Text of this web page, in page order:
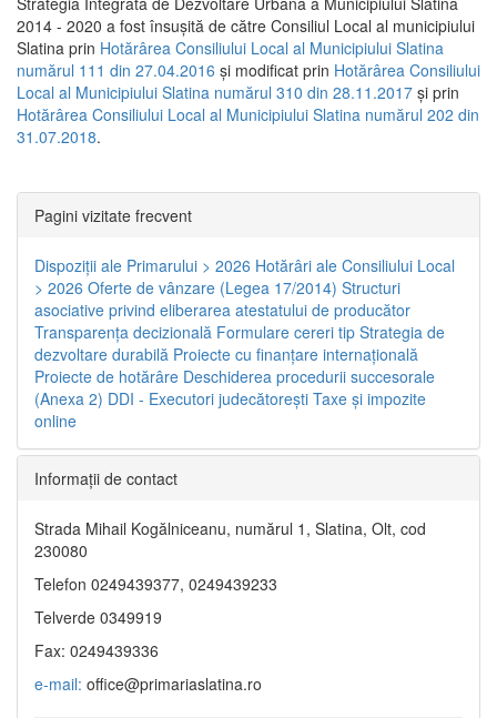
2014 - 2020 a fost însuşită de către Consiliul Local al municipiului
Slatina prin Hotărârea Consiliului Local al Municipiului Slatina
numărul 111 din 27.04.2016 și modificat prin Hotărârea Consiliului
Local al Municipiului Slatina numărul 310 din 28.11.2017 și prin
Hotărârea Consiliului Local al Municipiului Slatina numărul 202 din
31.07.2018.
Pagini vizitate frecvent
Dispoziţii ale Primarului > 2026 Hotărâri ale Consiliului Local
> 2026 Oferte de vânzare (Legea 17/2014) Structuri
asociative privind eliberarea atestatului de producător
Transparenţa decizională Formulare cereri tip Strategia de
dezvoltare durabilă Proiecte cu finanţare internaţională
Proiecte de hotărâre Deschiderea procedurii succesorale
(Anexa 2) DDI - Executori judecătorești Taxe şi impozite
online
Informaţii de contact
Strada Mihail Kogălniceanu, numărul 1, Slatina, Olt, cod
230080
Telefon 0249439377, 0249439233
Telverde 0349919
Fax: 0249439336
e-mail: office@primariaslatina.ro